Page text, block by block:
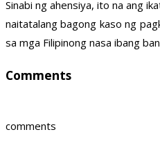
Sinabi ng ahensiya, ito na ang
naitatalang bagong kaso ng
sa mga Filipinong nasa ibang
Comments
comments